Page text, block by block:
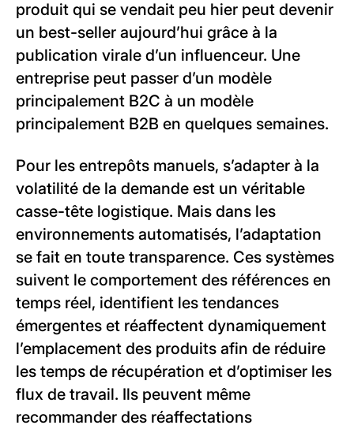
produit qui se vendait peu hier peut devenir
un best-seller aujourd’hui grâce à la
publication virale d’un influenceur. Une
entreprise peut passer d’un modèle
principalement B2C à un modèle
principalement B2B en quelques semaines.
Pour les entrepôts manuels, s’adapter à la
volatilité de la demande est un véritable
casse-tête logistique. Mais dans les
environnements automatisés, l’adaptation
se fait en toute transparence. Ces systèmes
suivent le comportement des références en
temps réel, identifient les tendances
émergentes et réaffectent dynamiquement
l’emplacement des produits afin de réduire
les temps de récupération et d’optimiser les
flux de travail. Ils peuvent même
recommander des réaffectations